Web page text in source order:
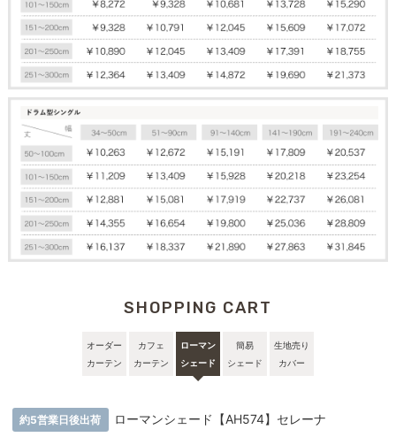
SHOPPING CART
オーダー
カーテン
カフェ
カーテン
ローマン
シェード
簡易
シェード
生地売り
カバー
約5営業日後出荷 ローマンシェード【AH574】セレーナ